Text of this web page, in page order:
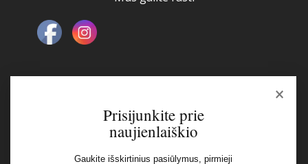
Naujienlaiškis
×
Prisijunkite prie
naujienlaiškio
Gaukite išskirtinius pasiūlymus, pirmieji